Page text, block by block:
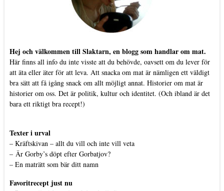
Hej och välkommen till Slaktarn, en blogg som handlar om mat.
Här finns all info du inte visste att du behövde, oavsett om du lever för
att äta eller äter för att leva. Att snacka om mat är nämligen ett väldigt
bra sätt att få igång snack om allt möjligt annat. Historier om mat är
historier om oss. Det är politik, kultur och identitet. (Och ibland är det
bara ett riktigt bra recept!)
Texter i urval
– Kräftskivan – allt du vill och inte vill veta
– Är Gorby’s döpt efter Gorbatjov?
– En maträtt som bär ditt namn
Favoritrecept just nu